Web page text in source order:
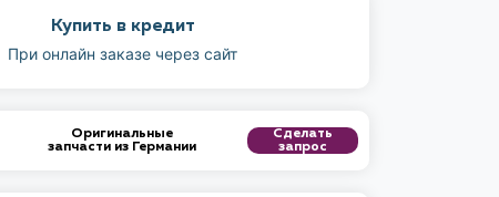
Купить в кредит
При онлайн заказе через сайт
Оригинальные
запчасти из Германии
Сделать
запрос